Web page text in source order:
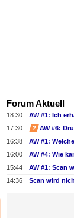
Forum Aktuell
18:30
17:30
?
16:38
16:00
15:44
14:36